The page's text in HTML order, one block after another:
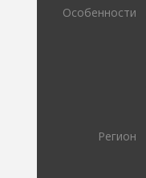
Особенности
Регион